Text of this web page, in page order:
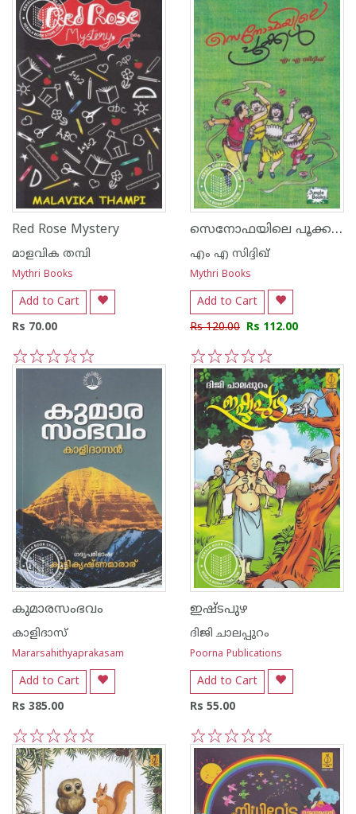
Red Rose Mystery
മാളവിക തമ്പി
Mythri Books
Add to Cart
Rs 70.00
5
4
3
2
1
സെനോഫയിലെ പൂക്കള്‍
എം എ സിദ്ദിഖ്
Mythri Books
Add to Cart
Rs 120.00 Rs 112.00
5
4
3
2
1
കുമാരസംഭവം
കാളിദാസ്
Mararsahithyaprakasam
Add to Cart
Rs 385.00
5
4
3
2
1
ഇഷ്ടപുഴ
ദിജി ചാലപ്പുറം
Poorna Publications
Add to Cart
Rs 55.00
5
4
3
2
1